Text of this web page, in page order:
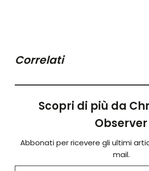
Correlati
Scopri di più da
Observer
Abbonati per ricevere gli ultimi
mail.
Digita la tua e-mail...